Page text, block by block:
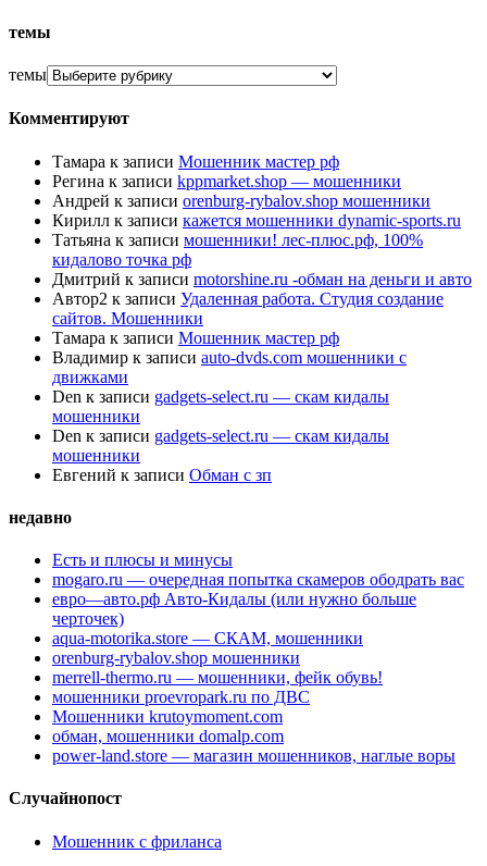
темы
темы
Комментируют
Тамара к записи Мошенник мастер рф
Регина к записи kppmarket.shop — мошенники
Андрей к записи orenburg-rybalov.shop мошенники
Кирилл к записи кажется мошенники dynamic-sports.ru
Татьяна к записи мошенники! лес-плюс.рф, 100%
кидалово точка рф
Дмитрий к записи motorshine.ru -обман на деньги и авто
Автор2 к записи Удаленная работа. Студия создание
сайтов. Мошенники
Тамара к записи Мошенник мастер рф
Владимир к записи auto-dvds.com мошенники с
движками
Den к записи gadgets-select.ru — скам кидалы
мошенники
Den к записи gadgets-select.ru — скам кидалы
мошенники
Евгений к записи Обман с зп
недавно
Есть и плюсы и минусы
mogaro.ru — очередная попытка скамеров ободрать вас
евро—авто.рф Авто-Кидалы (или нужно больше
черточек)
aqua-motorika.store — СКАМ, мошенники
orenburg-rybalov.shop мошенники
merrell-thermo.ru — мошенники, фейк обувь!
мошенники proevropark.ru по ДВС
Мошенники krutoymoment.com
обман, мошенники domalp.com
power-land.store — магазин мошенников, наглые воры
Случайнопост
Мошенник с фриланса